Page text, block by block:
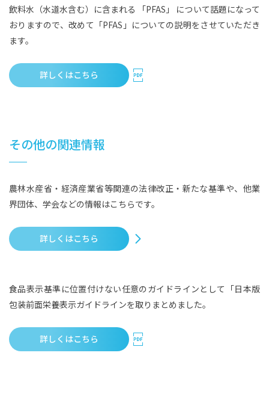
飲料水（水道水含む）に含まれる 「PFAS」 について話題になって
おりますので、改めて「PFAS」についての説明をさせていただき
ます。
詳しくはこちら
その他の関連情報
農林水産省・経済産業省等関連の法律改正・新たな基準や、他業
界団体、学会などの情報はこちらです。
詳しくはこちら
食品表示基準に位置付けない任意のガイドラインとして「日本版
包装前面栄養表示ガイドラインを取りまとめました。
詳しくはこちら